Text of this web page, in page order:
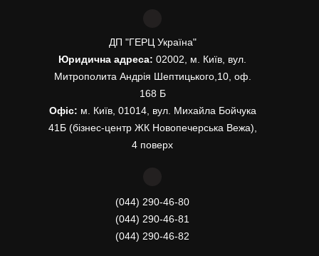
ДП "ГЕРЦ Україна"
Юридична адреса: 02002, м. Київ, вул.
Митрополита Андрія Шептицького,10, оф.
168 Б
Офіс: м. Київ, 01014, вул. Михайла Бойчука
41Б (бізнес-центр ЖК Новопечерська Вежа),
4 поверх
(044) 290-46-80
(044) 290-46-81
(044) 290-46-82